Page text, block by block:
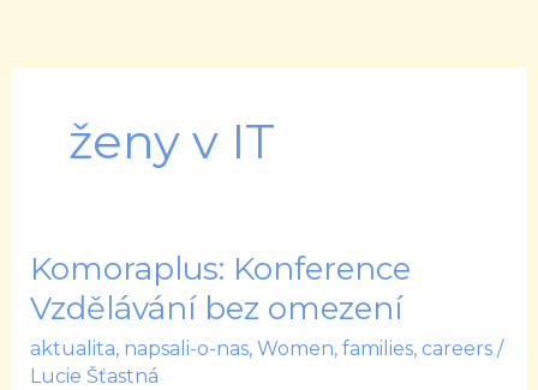
ženy v IT
Komoraplus: Konference
Vzdělávání bez omezení
aktualita, napsali-o-nas, Women, families, careers/
Lucie Šťastná
Komoraplus:
Konference
bez